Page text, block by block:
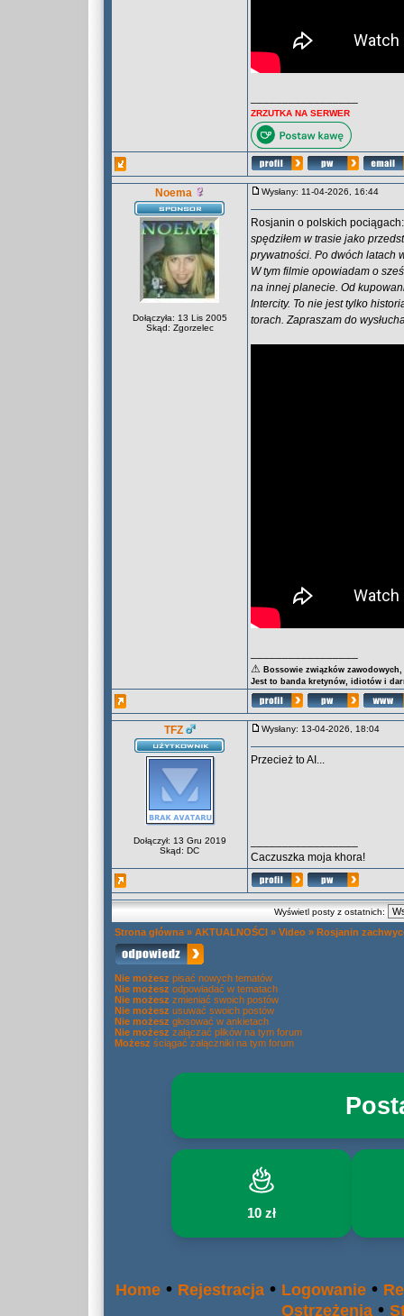
ZRZUTKA NA SERWER
Noema
Dołączyła: 13 Lis 2005
Skąd: Zgorzelec
Wysłany: 11-04-2026, 16:44
Rosjanin o polskich
spędziłem w trasie jako
prywatności. Po dwóch latach
W tym filmie opowiadam o
na innej planecie. Od
Intercity. To nie jest tylko
torach. Zapraszam do
⚠ Bossowie związków
Jest to banda kretynów, idiotów i
TFZ
Dołączył: 13 Gru 2019
Skąd: DC
Wysłany: 13-04-2026, 18:04
Przecież to AI...
Caczuszka moja khora!
Wyświetl posty z ostatnich:
Strona główna » AKTUALNOŚCI » Video » Rosjanin
Nie możesz pisać nowych tematów
Nie możesz odpowiadać w tematach
Nie możesz zmieniać swoich postów
Nie możesz usuwać swoich postów
Nie możesz głosować w ankietach
Nie możesz załączać plików na tym forum
Możesz ściągać załączniki na tym forum
10 zł
Home • Rejestracja • Logowanie •
Ostrzeżenia •